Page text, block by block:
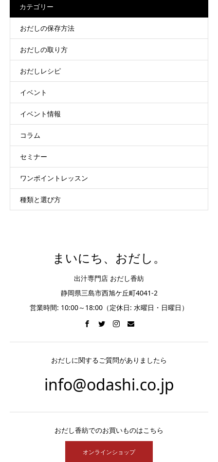
カテゴリー
おだしの保存方法
おだしの取り方
おだしレシピ
イベント
イベント情報
コラム
セミナー
ワンポイントレッスン
種類と選び方
まいにち、おだし。
出汁専門店 おだし香紡
静岡県三島市西旭ケ丘町4041-2
営業時間: 10:00～18:00（定休日: 水曜日・日曜日）
おだしに関するご質問がありましたら
info@odashi.co.jp
おだし香紡でのお買いものはこちら
オンラインショップ